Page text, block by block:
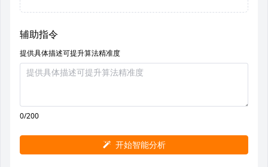
辅助指令
提供具体描述可提升算法精准度
0/200
开始智能分析